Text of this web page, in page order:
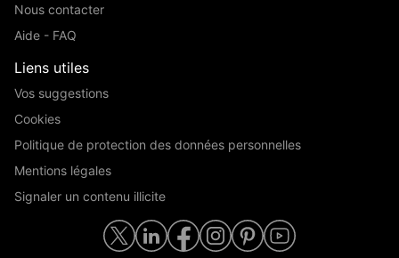
Nous contacter
Aide - FAQ
Liens utiles
Vos suggestions
Cookies
Politique de protection des données personnelles
Mentions légales
Signaler un contenu illicite